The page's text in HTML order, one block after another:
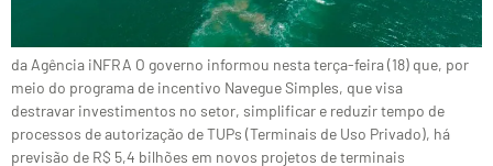
da Agência iNFRA O governo informou nesta terça-feira (18) que, por
meio do programa de incentivo Navegue Simples, que visa
destravar investimentos no setor, simplificar e reduzir tempo de
processos de autorização de TUPs (Terminais de Uso Privado), há
previsão de R$ 5,4 bilhões em novos projetos de terminais